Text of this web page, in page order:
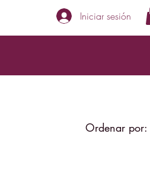
Iniciar sesión
Ordenar por: